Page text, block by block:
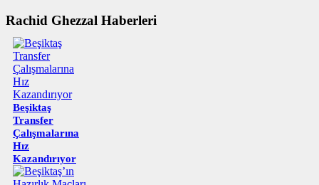
Rachid Ghezzal Haberleri
Beşiktaş
Transfer
Çalışmalarına
Hız
Kazandırıyor